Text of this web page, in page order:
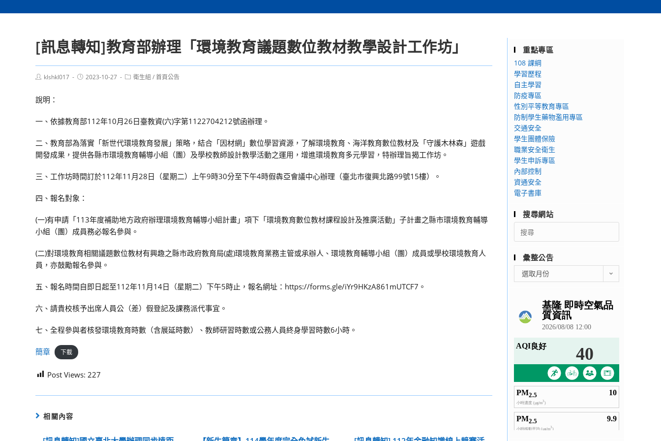
[訊息轉知]教育部辦理「環境教育議題數位教材教學設計工作坊」
Postklshkl017
Post2023-10-27
Post衛生組 /首頁公告
說明：
一、依據教育部112年10月26日臺教資(六)字第1122704212號函辦理。
二、教育部為落實「新世代環境教育發展」策略，結合「因材網」數位學習資源，了解環境教育、海洋教育數位教材及「守護木林森」遊戲
開發成果，提供各縣市環境教育輔導小組（團）及學校教師設計教學活動之運用，增進環境教育多元學習，特辦理旨揭工作坊。
三、工作坊時間訂於112年11月28日（星期二）上午9時30分至下午4時假犇亞會議中心辦理（臺北市復興北路99號15樓）。
四、報名對象：
(一)有申請「113年度補助地方政府辦理環境教育輔導小組計畫」項下「環境教育數位教材課程設計及推廣活動」子計畫之縣市環境教育輔導
小組（團）成員務必報名參與。
(二)對環境教育相關議題數位教材有興趣之縣市政府教育局(處)環境教育業務主管或承辦人、環境教育輔導小組（團）成員或學校環境教育人
員，亦鼓勵報名參與。
五、報名時間自即日起至112年11月14日（星期二）下午5時止，報名網址：https://forms.gle/iYr9HKzA861mUTCF7。
六、請貴校核予出席人員公（差）假登記及課務派代事宜。
七、全程參與者核發環境教育時數（含展延時數）、教師研習時數或公務人員終身學習時數6小時。
簡章 下載
Post Views: 227
相關內容
重點專區
108 課綱
學習歷程
自主學習
防疫專區
性別平等教育專區
防制學生藥物濫用專區
交通安全
學生團體保險
職業安全衛生
學生申訴專區
內部控制
資通安全
電子書庫
搜尋網站
Search
for:
彙整公告
整
選取月份